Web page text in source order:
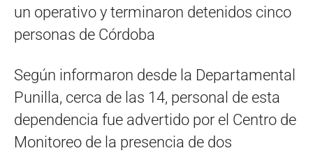
un operativo y terminaron detenidos cinco
personas de Córdoba
Según informaron desde la Departamental
Punilla, cerca de las 14, personal de esta
dependencia fue advertido por el Centro de
Monitoreo de la presencia de dos